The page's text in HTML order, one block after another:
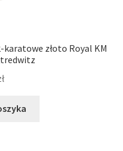
złoto Royal KM